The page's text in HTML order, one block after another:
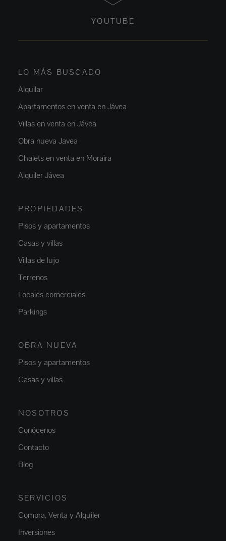
YOUTUBE
LO MÁS BUSCADO
Alquilar
Apartamentos en venta en Jávea
Villas en venta en Jávea
Obra nueva Javea
Chalets en venta en Moraira
Alquiler Jávea
PROPIEDADES
Pisos y apartamentos
Casas y villas
Villas de lujo
Terrenos
Locales comerciales
Parkings
OBRA NUEVA
Pisos y apartamentos
Casas y villas
NOSOTROS
Conócenos
Contacto
Blog
SERVICIOS
Compra, Venta y Alquiler
Inversiones